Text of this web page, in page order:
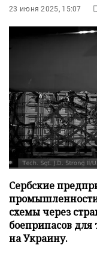
23 июня 2025, 15:07
Сербские
схемы через
боеприпасов
на Украину.